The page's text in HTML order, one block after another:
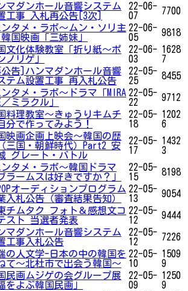
マダンホール音響システム
工事 入札再公告[3次]
22-06-
07
7700
ンタメ・ラボ～ムン・ソリ主
国映画「三姉妹」
22-06-
05
9818
文化体験教室「折り紙〜ポ
ノリゲ」
22-06-
03
1628
7
公告]ハンマダンホール音響
テム設置工事 再入札公告
22-05-
25
8455
ンタメ・ラボ～ドラマ「MIRA
／ミラクル」
22-05-
22
9712
料理教室〜きゅうりキムチ
分で作ってみよう！
22-05-
18
1202
6
映画企画上映会～韓国の歴
三国・朝鮮時代）Part2 安
グレート・バトル
22-05-
17
1432
3
ンタメ・ラボ～韓国ドラマ
ラームスは好きですか？」
22-05-
15
8198
オーディションプログラム
入札公告（審査結果告知）
22-05-
13
9054
チムタク フォト＆感想文コ
スト 当選者発表
22-05-
12
9444
マダンホール音響システム
工事入札公告
22-05-
12
7226
の人文学-日本の中の韓国を
て～北杜市で出会う韓国～
22-05-
10
1509
9
民画ムジゲの会グループ展
をよぶ韓国民画」
22-05-
09
1250
9